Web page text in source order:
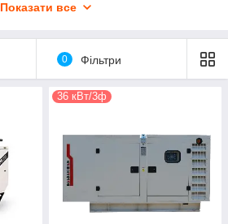
Обслуговування
Показати все
0 Фільтри
36 кВт/3ф